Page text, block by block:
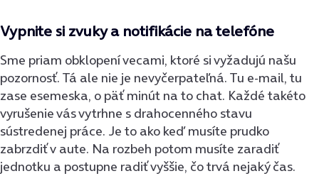
Vypnite si zvuky a notifikácie na telefóne
Sme priam obklopení vecami, ktoré si vyžadujú našu
pozornosť. Tá ale nie je nevyčerpateľná. Tu e-mail, tu
zase esemeska, o päť minút na to chat. Každé takéto
vyrušenie vás vytrhne s drahocenného stavu
sústredenej práce. Je to ako keď musíte prudko
zabrzdiť v aute. Na rozbeh potom musíte zaradiť
jednotku a postupne radiť vyššie, čo trvá nejaký čas.